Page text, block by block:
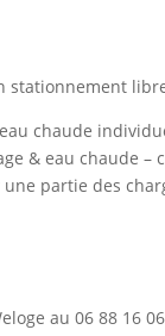
stationnement
chaude
& eau chaude –
partie des
au 06 88 16